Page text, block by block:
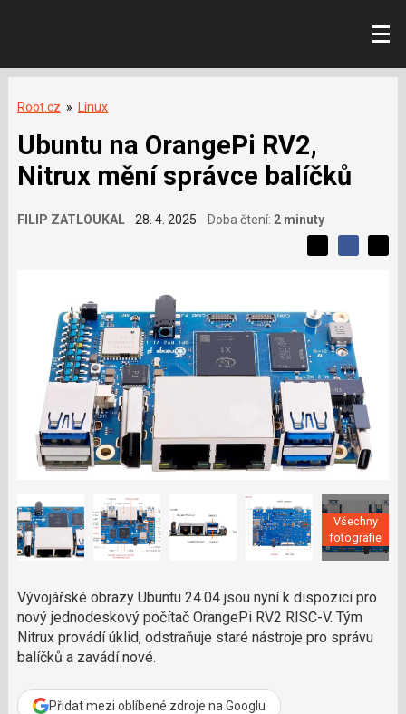
Root.cz » Linux
Ubuntu na OrangePi RV2,
Nitrux mění správce balíčků
FILIP ZATLOUKAL 28. 4. 2025 Doba čtení: 2 minuty
s
e
v
á
m
č
l
á
n
k
?
P
o
o
ř
S
l
e
t
S
j
t
e
n
a
F
a
c
e
b
o
Všechny
fotografie
Vývojářské obrazy Ubuntu 24.04 jsou nyní k dispozici pro
nový jednodeskový počítač OrangePi RV2 RISC-V. Tým
Nitrux provádí úklid, odstraňuje staré nástroje pro správu
balíčků a zavádí nové.
Přidat mezi oblíbené zdroje na Googlu